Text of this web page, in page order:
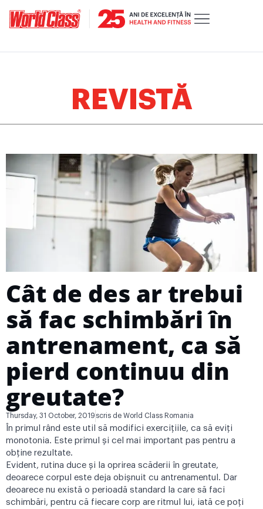
REVISTĂ
Cât de des ar trebui
să fac schimbări în
antrenament, ca să
pierd continuu din
greutate?
Thursday, 31 October, 2019 scris de World Class Romania
În primul rând este util să modifici exercițiile, ca să eviți
monotonia. Este primul și cel mai important pas pentru a
obține rezultate.
Evident, rutina duce și la oprirea scăderii în greutate,
deoarece corpul este deja obișnuit cu antrenamentul. Dar
deoarece nu există o perioadă standard la care să faci
schimbări, pentru că fiecare corp are ritmul lui, iată ce poți